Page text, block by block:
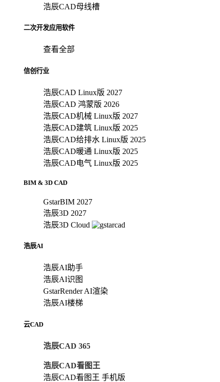
浩辰CAD母线槽
二次开发应用软件
查看全部
信创行业
浩辰CAD Linux版 2027
浩辰CAD 鸿蒙版 2026
浩辰CAD机械 Linux版 2027
浩辰CAD建筑 Linux版 2025
浩辰CAD给排水 Linux版 2025
浩辰CAD暖通 Linux版 2025
浩辰CAD电气 Linux版 2025
BIM & 3D CAD
GstarBIM 2027
浩辰3D 2027
浩辰3D Cloud
浩辰AI
浩辰AI助手
浩辰AI识图
GstarRender AI渲染
浩辰AI楼梯
云CAD
浩辰CAD 365
浩辰CAD看图王
浩辰CAD看图王 手机版